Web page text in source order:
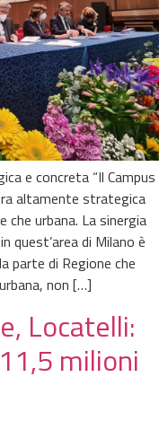
e concreta “Il Campus
altamente strategica
che urbana. La sinergia
quest’area di Milano è
parte di Regione che
non […]
Locatelli:
milioni